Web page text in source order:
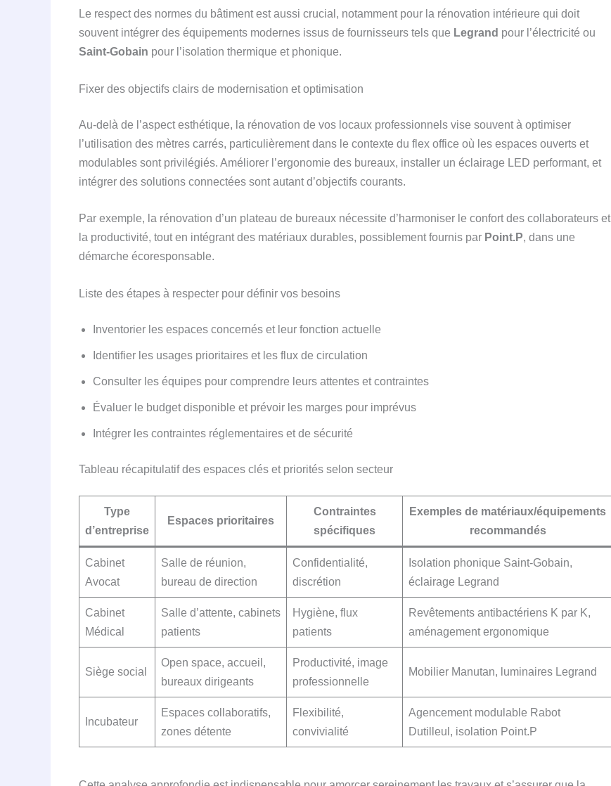
Le respect des normes du bâtiment est aussi crucial, notamment pour la rénovation intérieure qui doit
souvent intégrer des équipements modernes issus de fournisseurs tels que Legrand pour l’électricité ou
Saint-Gobain pour l’isolation thermique et phonique.
Fixer des objectifs clairs de modernisation et optimisation
Au-delà de l’aspect esthétique, la rénovation de vos locaux professionnels vise souvent à optimiser
l’utilisation des mètres carrés, particulièrement dans le contexte du flex office où les espaces ouverts et
modulables sont privilégiés. Améliorer l’ergonomie des bureaux, installer un éclairage LED performant, et
intégrer des solutions connectées sont autant d’objectifs courants.
Par exemple, la rénovation d’un plateau de bureaux nécessite d’harmoniser le confort des collaborateurs et
la productivité, tout en intégrant des matériaux durables, possiblement fournis par Point.P, dans une
démarche écoresponsable.
Liste des étapes à respecter pour définir vos besoins
Inventorier les espaces concernés et leur fonction actuelle
Identifier les usages prioritaires et les flux de circulation
Consulter les équipes pour comprendre leurs attentes et contraintes
Évaluer le budget disponible et prévoir les marges pour imprévus
Intégrer les contraintes réglementaires et de sécurité
Tableau récapitulatif des espaces clés et priorités selon secteur
Type
d’entreprise
Espaces prioritaires
Contraintes
spécifiques
Exemples de matériaux/équipements
recommandés
Cabinet
Avocat
Salle de réunion,
bureau de direction
Confidentialité,
discrétion
Isolation phonique Saint-Gobain,
éclairage Legrand
Cabinet
Médical
Salle d’attente, cabinets
patients
Hygiène, flux
patients
Revêtements antibactériens K par K,
aménagement ergonomique
Siège social
Open space, accueil,
bureaux dirigeants
Productivité, image
professionnelle
Mobilier Manutan, luminaires Legrand
Incubateur
Espaces collaboratifs,
zones détente
Flexibilité,
convivialité
Agencement modulable Rabot
Dutilleul, isolation Point.P